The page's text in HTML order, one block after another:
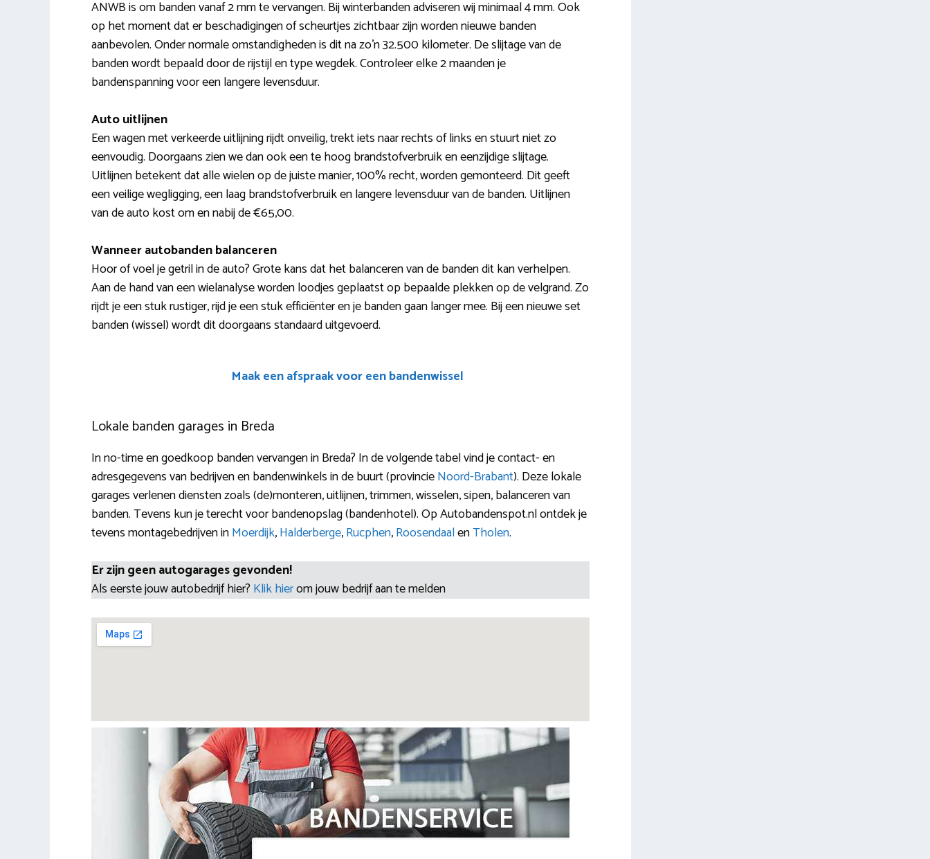
ANWB is om banden vanaf 2 mm te vervangen. Bij winterbanden adviseren wij minimaal 4 mm. Ook
op het moment dat er beschadigingen of scheurtjes zichtbaar zijn worden nieuwe banden
aanbevolen. Onder normale omstandigheden is dit na zo’n 32.500 kilometer. De slijtage van de
banden wordt bepaald door de rijstijl en type wegdek. Controleer elke 2 maanden je
bandenspanning voor een langere levensduur.
Auto uitlijnen
Een wagen met verkeerde uitlijning rijdt onveilig, trekt iets naar rechts of links en stuurt niet zo
eenvoudig. Doorgaans zien we dan ook een te hoog brandstofverbruik en eenzijdige slijtage.
Uitlijnen betekent dat alle wielen op de juiste manier, 100% recht, worden gemonteerd. Dit geeft
een veilige wegligging, een laag brandstofverbruik en langere levensduur van de banden. Uitlijnen
van de auto kost om en nabij de €65,00.
Wanneer autobanden balanceren
Hoor of voel je getril in de auto? Grote kans dat het balanceren van de banden dit kan verhelpen.
Aan de hand van een wielanalyse worden loodjes geplaatst op bepaalde plekken op de velgrand. Zo
rijdt je een stuk rustiger, rijd je een stuk efficiënter en je banden gaan langer mee. Bij een nieuwe set
banden (wissel) wordt dit doorgaans standaard uitgevoerd.
Maak een afspraak voor een bandenwissel
Lokale banden garages in Breda
In no-time en goedkoop banden vervangen in Breda? In de volgende tabel vind je contact- en
adresgegevens van bedrijven en bandenwinkels in de buurt (provincieNoord-Brabant). Deze lokale
garages verlenen diensten zoals (de)monteren, uitlijnen, trimmen, wisselen, sipen, balanceren van
banden. Tevens kun je terecht voor bandenopslag (bandenhotel). Op Autobandenspot.nl ontdek je
tevens montagebedrijven inMoerdijk,Halderberge,Rucphen,RoosendaalenTholen.
Er zijn geen autogarages gevonden!
Als eerste jouw autobedrijf hier? Klik hierom jouw bedrijf aan te melden